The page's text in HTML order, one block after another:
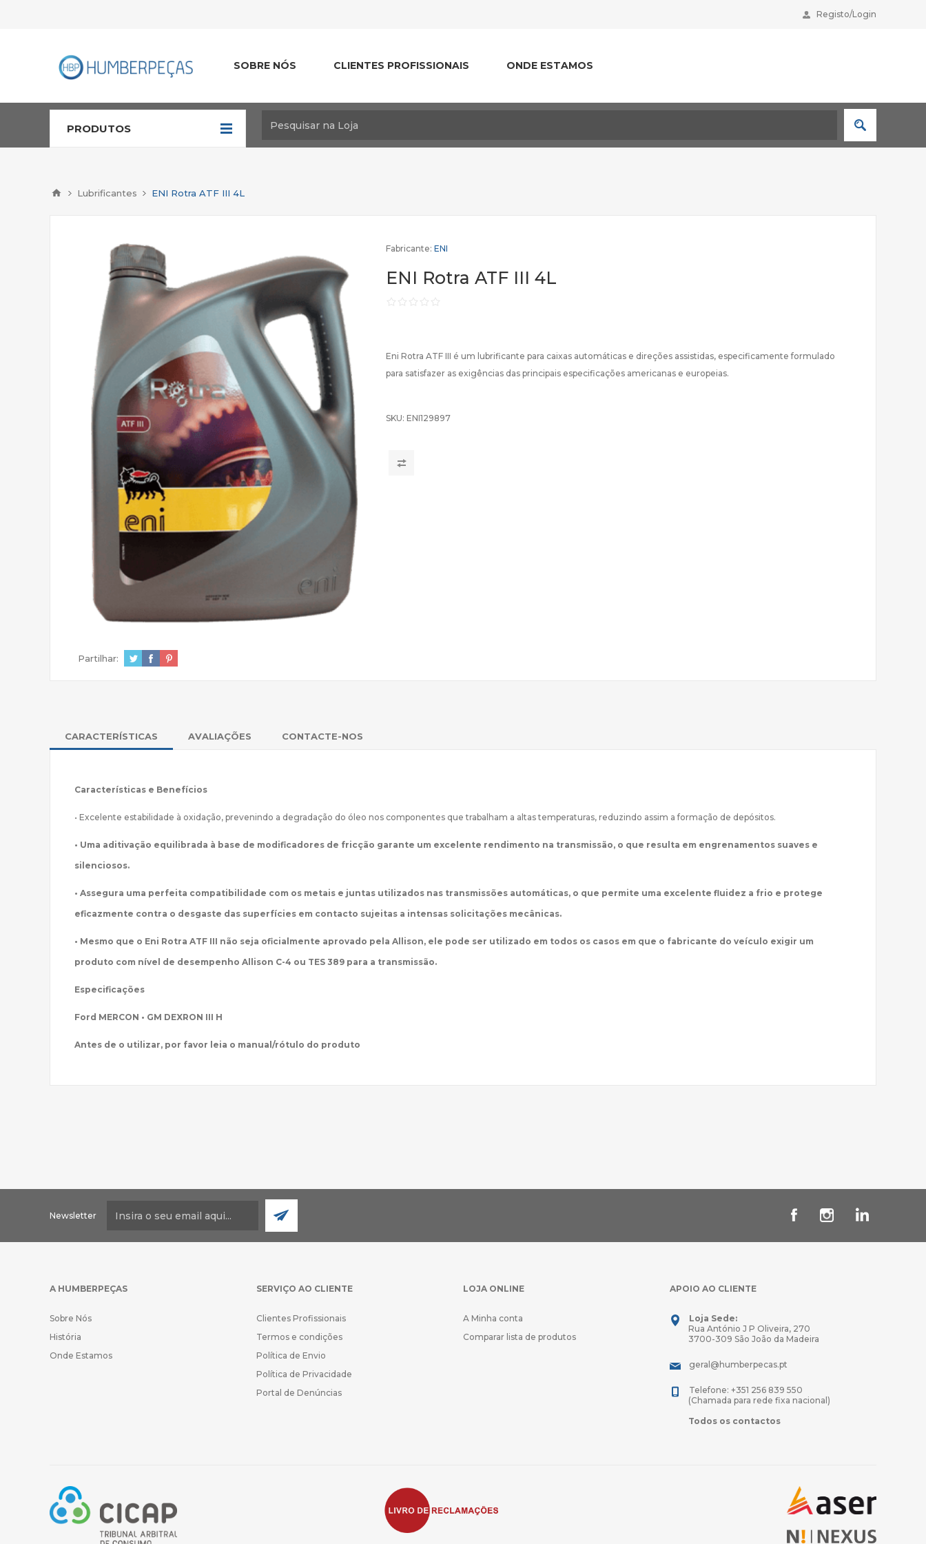
Registo/Login
SOBRE NÓS CLIENTES PROFISSIONAIS ONDE ESTAMOS
PRODUTOS
Lubrificantes ENI Rotra ATF III 4L
Fabricante: ENI
ENI Rotra ATF III 4L
Eni Rotra ATF III é um lubrificante para caixas automáticas e direções assistidas, especificamente formulado
para satisfazer as exigências das principais especificações americanas e europeias.
SKU: ENI129897
Partilhar:
CARACTERÍSTICAS AVALIAÇÕES CONTACTE-NOS
Características e Benefícios
• Excelente estabilidade à oxidação, prevenindo a degradação do óleo nos componentes que trabalham a altas temperaturas, reduzindo assim a formação de depósitos.
• Uma aditivação equilibrada à base de modificadores de fricção garante um excelente rendimento na transmissão, o que resulta em engrenamentos suaves e
silenciosos.
• Assegura uma perfeita compatibilidade com os metais e juntas utilizados nas transmissões automáticas, o que permite uma excelente fluidez a frio e protege
eficazmente contra o desgaste das superfícies em contacto sujeitas a intensas solicitações mecânicas.
• Mesmo que o Eni Rotra ATF III não seja oficialmente aprovado pela Allison, ele pode ser utilizado em todos os casos em que o fabricante do veículo exigir um
produto com nível de desempenho Allison C-4 ou TES 389 para a transmissão.
Especificações
Ford MERCON • GM DEXRON III H
Antes de o utilizar, por favor leia o manual/rótulo do produto
Newsletter
A HUMBERPEÇAS
Sobre Nós
História
Onde Estamos
SERVIÇO AO CLIENTE
Clientes Profissionais
Termos e condições
Política de Envio
Política de Privacidade
Portal de Denúncias
LOJA ONLINE
A Minha conta
Comparar lista de produtos
APOIO AO CLIENTE
Loja Sede:
Rua António J P Oliveira, 270
3700-309 São João da Madeira
geral@humberpecas.pt
Telefone: +351 256 839 550
(Chamada para rede fixa nacional)
Todos os contactos